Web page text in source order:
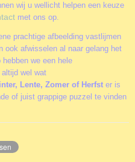
wij u wellicht helpen een keuze
met ons op.
prachtige afbeelding vastlijmen
ook afwisselen al naar gelang het
we een hele
wel wat
Lente, Zomer of Herfst er is
of juist grappige puzzel te vinden